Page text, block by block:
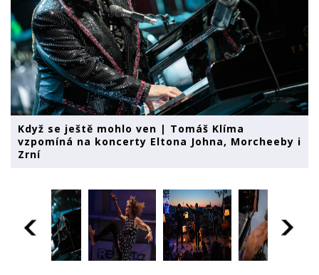
Když se ještě mohlo ven | Tomáš Klíma
vzpomíná na koncerty Eltona Johna, Morcheeby i
Zrní